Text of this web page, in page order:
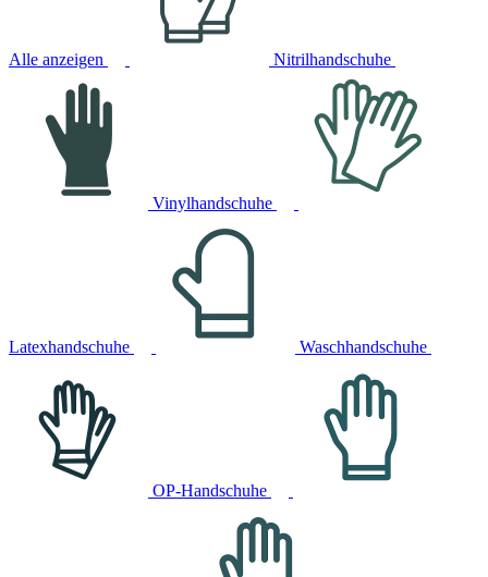
Alle anzeigen Nitrilhandschuhe
Vinylhandschuhe
Latexhandschuhe Waschhandschuhe
OP-Handschuhe